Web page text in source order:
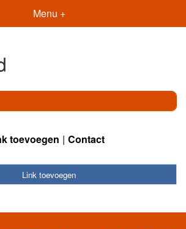
Menu +
toevoegen Contact
Link toevoegen